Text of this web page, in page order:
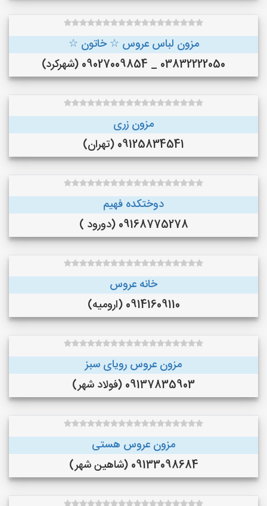
مزون لباس عروس ☆ خاتون ☆
03832222050 _ 09027009854 (شهرکرد)
مزون زری
09125834541 (تهران)
دوختکده فهیم
09168775278 (دورود )
خانه عروس
09141609110 (ارومیه)
مزون عروس رویای سبز
09137835903 (فولاد شهر)
مزون عروس هستی
09133098684 (شاهین شهر)